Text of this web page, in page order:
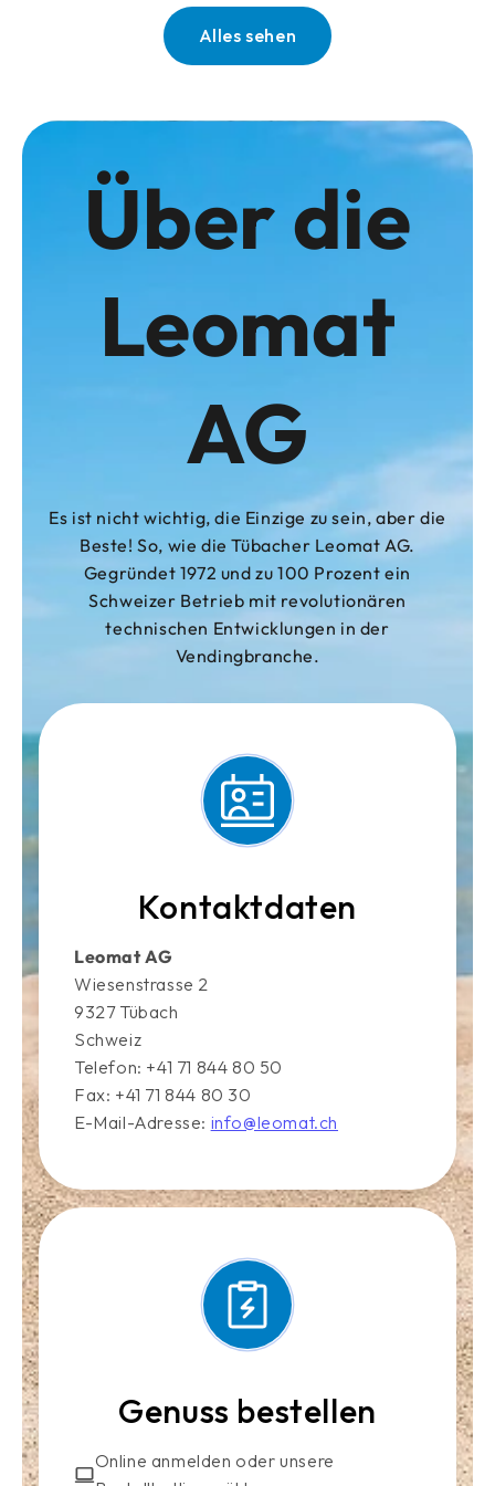
Alles sehen
Über die
Leomat
AG
Es ist nicht wichtig, die Einzige zu sein, aber die
Beste! So, wie die Tübacher Leomat AG.
Gegründet 1972 und zu 100 Prozent ein
Schweizer Betrieb mit revolutionären
technischen Entwicklungen in der
Vendingbranche.
Kontaktdaten
Leomat AG
Wiesenstrasse 2
9327 Tübach
Schweiz
Telefon: +41 71 844 80 50
Fax: +41 71 844 80 30
E-Mail-Adresse: info@leomat.ch
Genuss bestellen
Online anmelden oder unsere